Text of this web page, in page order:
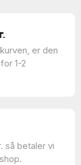
er den
1-2
så betaler vi